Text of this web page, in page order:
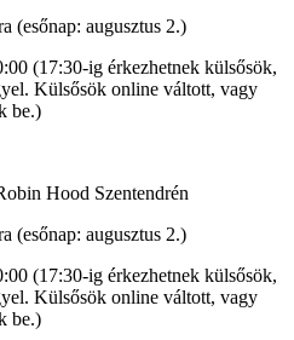
(esőnap: augusztus 2.)
(17:30-ig érkezhetnek külsősök,
Külsősök online váltott, vagy
be.)
Hood Szentendrén
(esőnap: augusztus 2.)
(17:30-ig érkezhetnek külsősök,
Külsősök online váltott, vagy
be.)